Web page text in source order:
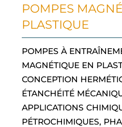
POMPES
PLASTIQUE
POMPES À
MAGNÉTIQUE EN
CONCEPTION
ÉTANCHÉITÉ
APPLICATIONS
PÉTROCHIMIQUES,